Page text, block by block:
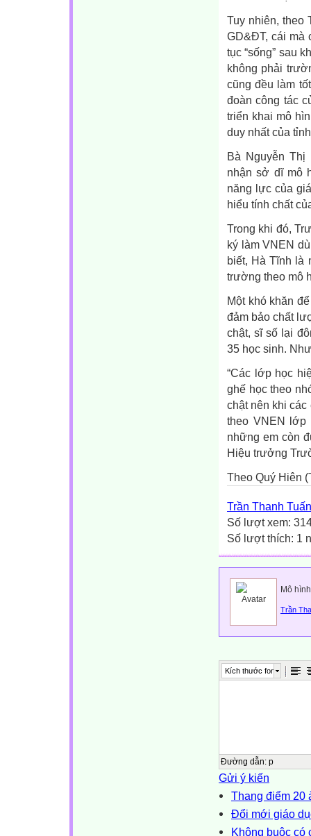
Tuy nhiên, theo
GD&ĐT, cái mà
tục “sống” sau
không phải
cũng đều làm
đoàn công tác
triển khai mô
duy nhất của
Bà Nguyễn
nhận sở dĩ mô
năng lực của
hiểu tính chất
Trong khi đó,
ký làm VNEN
biết, Hà Tĩnh là
trường theo mô
Một khó khăn
đảm bảo chất
chật, sĩ số lại
35 học sinh.
“Các lớp học
ghế học theo
chật nên khi
theo VNEN lớp
những em còn
Hiệu trưởng
Theo Quý Hiên
Trần Thanh Tuấn
Số lượt xem:
Số lượt thích: 1
Mô
Trần
Kích thước font
Đường dẫn: p
Gửi ý kiến
Thang điểm 20
Đổi mới giáo
Không buộc có